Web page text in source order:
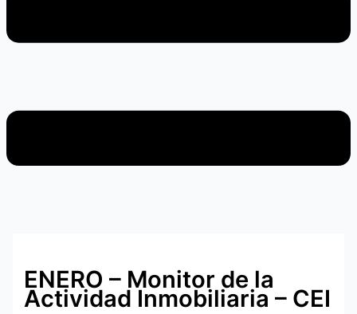
ENERO – Monitor de la
Actividad Inmobiliaria – CEI